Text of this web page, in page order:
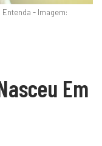
- Imagem:
Em